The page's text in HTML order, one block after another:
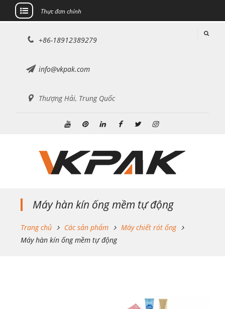
Thực đơn chính
+86-18912389279
info@vkpak.com
Thượng Hải, Trung Quốc
Máy hàn kín ống mềm tự động
Trang chủ Các sản phẩm
Máy chiết rót ống
Máy hàn kín ống mềm tự động